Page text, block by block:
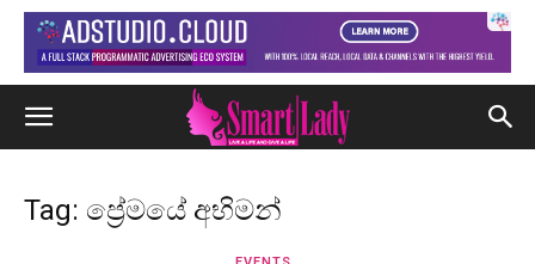
Tag: ප්‍රේමයේ අභිමන්